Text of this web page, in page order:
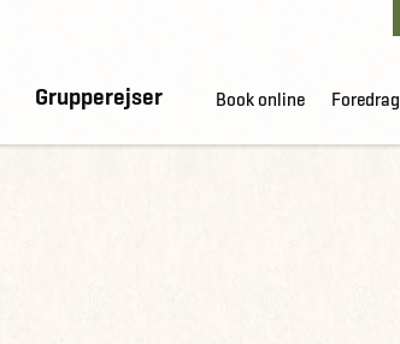
Grupperejser Book online Foredrag